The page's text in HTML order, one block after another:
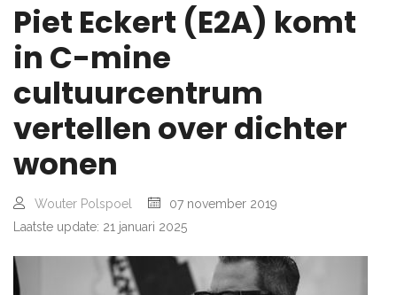
Piet Eckert (E2A) komt
in C-mine
cultuurcentrum
vertellen over dichter
wonen
Wouter Polspoel
07 november 2019
Laatste update: 21 januari 2025